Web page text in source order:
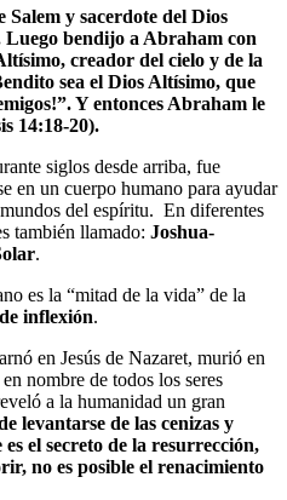
Salem y sacerdote del Dios
bendijo a Abraham con
creador del cielo y de la
sea el Dios Altísimo, que
Y entonces Abraham le
14:18-20).
siglos desde arriba, fue
en un cuerpo humano para ayudar
del espíritu. En diferentes
también llamado: Joshua-
.
es la “mitad de la vida” de la
inflexión.
en Jesús de Nazaret, murió en
nombre de todos los seres
a la humanidad un gran
levantarse de las cenizas y
el secreto de la resurrección,
no es posible el renacimiento